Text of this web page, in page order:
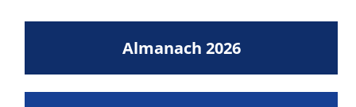
Almanach 2026